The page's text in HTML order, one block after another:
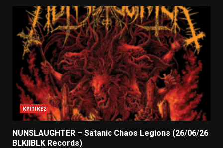
ΚΡΙΤΙΚΕΣ
NUNSLAUGHTER – Satanic Chaos Legions (26/06/26
BLKIIBLK Records)